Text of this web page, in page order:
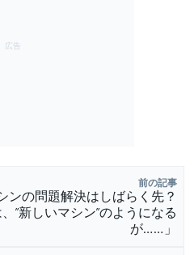
前の記事
ンの問題解決はしばらく先？
”新しいマシン”のようになる
が……」